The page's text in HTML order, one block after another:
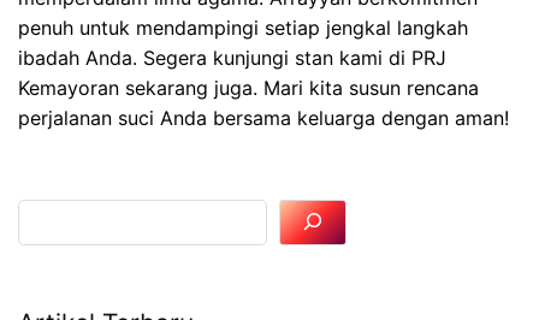
penuh untuk mendampingi setiap jengkal langkah
ibadah Anda. Segera kunjungi stan kami di PRJ
Kemayoran sekarang juga. Mari kita susun rencana
perjalanan suci Anda bersama keluarga dengan aman!